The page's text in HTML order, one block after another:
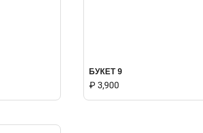
БУКЕТ 9
₽ 3,900